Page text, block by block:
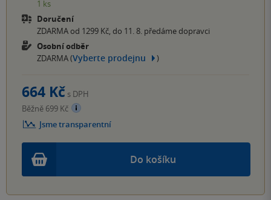
1 ks
Doručení
ZDARMA od 1299 Kč, do 11. 8. předáme dopravci
Osobní odběr
ZDARMA (Vyberte prodejnu )
Do košíku
664 Kč s DPH
Běžně 699 Kč
Jsme transparentní